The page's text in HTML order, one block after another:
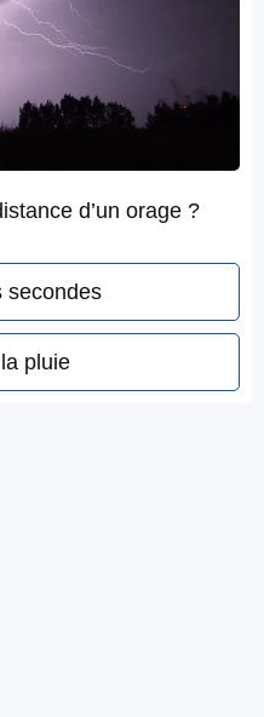
d’un orage ?
secondes
pluie